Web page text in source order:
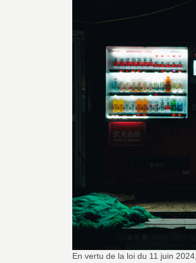
En vertu de la loi du 11 juin